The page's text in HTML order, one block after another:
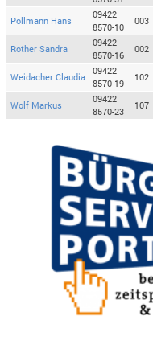
Pollmann Hans
09422
8570-10
003
Rother Sandra
09422
8570-16
002
Weidacher Claudia
09422
8570-19
102
Wolf Markus
09422
8570-23
107